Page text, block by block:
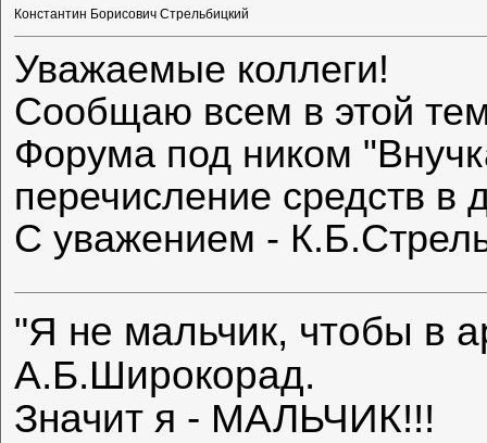
Константин Борисович Стрельбицкий
Уважаемые коллеги!
Сообщаю всем в этой
Форума под ником
перечисление средств
С уважением -
"Я не мальчик, чтобы в
А.Б.Широкорад.
Значит я - МАЛЬЧИК!!!